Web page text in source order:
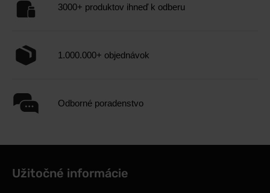
3000+ produktov ihneď k odberu
1.000.000+ objednávok
Odborné poradenstvo
Užitočné informácie